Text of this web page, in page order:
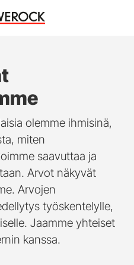
olemme ihmisinä,
miten
saavuttaa ja
Arvot näkyvät
Arvojen
työskentelylle,
Jaamme yhteiset
kanssa.